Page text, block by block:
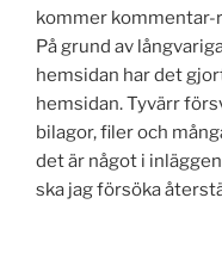
kommer kommentar-
På grund av
hemsidan har det
hemsidan. Tyvärr
bilagor, filer och
det är något i
ska jag försöka